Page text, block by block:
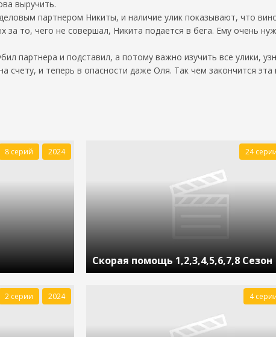
выручить.
партнером Никиты, и наличие улик показывают, что
за то, чего не совершал, Никита подается в бега. Ему очень
партнера и подставил, а потому важно изучить все улики,
счету, и теперь в опасности даже Оля. Так чем закончится эта
8 серий 2024
Скорая помощь 1,2,3,4,5,6,7,8 Сезон
24
2 серии 2024 4